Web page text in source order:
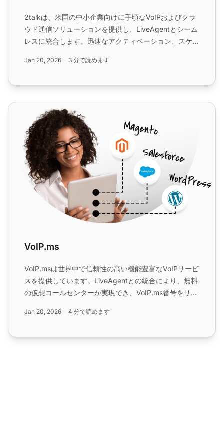
2talkは、米国の中小企業向けに手頃なVoIPおよびクラ
ウド通信ソリューションを提供し、LiveAgentとシーム
レスに統合します。迅速なアクティベーション、スケー
みください。LiveAgentとの統合は追加費用なしで含ま
Jan 20, 2026 3 分で読めます
VoIP.ms
VoIP.ms
VoIP.msは世界中で信頼性の高い機能豊富なVoIPサービ
スを提供しています。LiveAgentとの統合により、無料
の仮想コールセンターが実現でき、VoIP.ms番号をサポ
サービス、契約なしの支払いオプションが含まれま
Jan 20, 2026 4 分で読めます